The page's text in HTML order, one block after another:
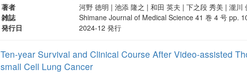
著者
河野 徳明 | 池添 隆之 | 和田 英夫 | 下之段 秀美 | 瀧
雑誌
Shimane Journal of Medical Science 41 巻 4 号 pp.
発行日
2024-12 発行
Ten-year Survival and Clinical Course After Video-assisted
small Cell Lung Cancer